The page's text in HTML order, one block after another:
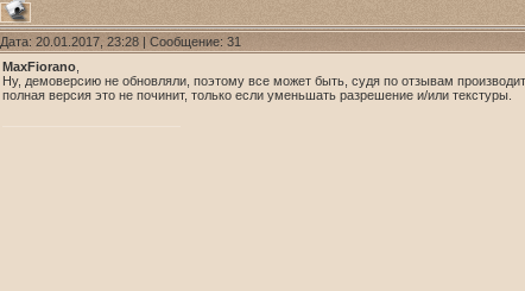
Дата: 20.01.2017, 23:28 | Сообщение: 31
MaxFiorano
Ну, демоверсию не обновляли, поэтому все может быть, судя по отзывам
полная версия это не починит, только если уменьшать разрешение и/или текстуры.